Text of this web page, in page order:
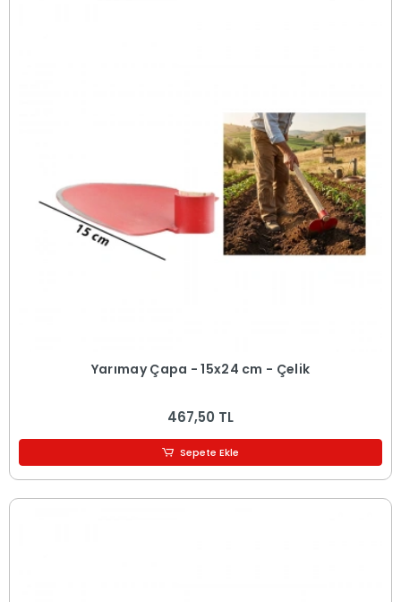
Yarımay Çapa - 15x24 cm - Çelik
467,50 TL
Sepete Ekle